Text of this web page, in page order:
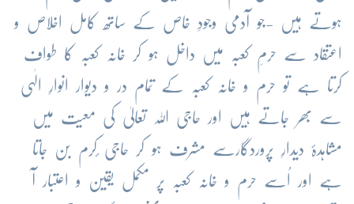
ہوتے ہیں -جو آدمی وجودِ خاص کے ساتھ کامل اخلاص و
اعتقاد سے حرمِ کعبہ میں داخل ہو کر خانہ کعبہ کا طواف
کرتا ہے تو حرم و خانہ کعبہ کے تمام در و دیوار انوارِ الٰہی
سے بھر جاتے ہیں اور حاجی اللہ تعالیٰ کی معیت میں
مشاہدۂ دیدارِ پروردگارسے مشرف ہو کر حاجی ٔکرم بن جاتا
ہے اور اُسے حرم و خانہ کعبہ پر مکمل یقین و اعتبار آ